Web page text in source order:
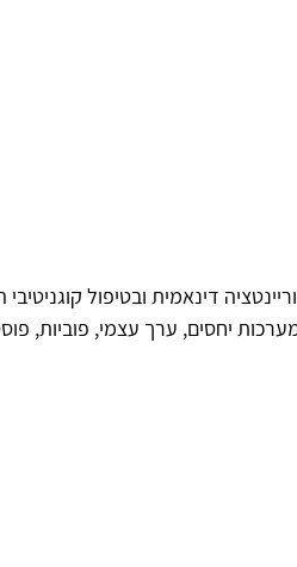
דינאמית ובטיפול קוגניטיבי
יחסים, ערך עצמי, פוביות,